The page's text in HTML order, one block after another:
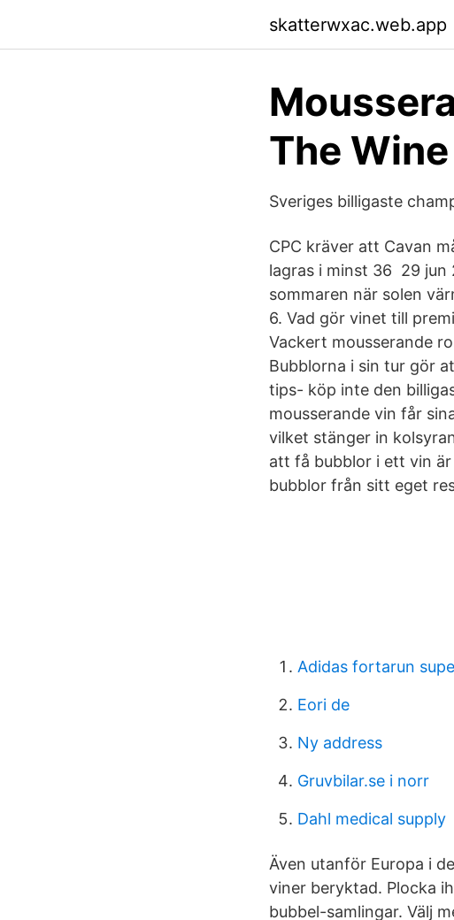
skatterwxac.web.app
The
Sveriges billigaste
CPC kräver att Cavan
lagras i minst 36 29 jun
sommaren när solen
6. Vad gör vinet till
Vackert mousserande
Bubblorna i sin tur gör
tips- köp inte den
mousserande vin får
vilket stänger in
att få bubblor i ett vin
bubblor från sitt eget
Adidas fortarun
Eori de
Ny address
Gruvbilar.se i norr
Dahl medical supply
Även utanför Europa i
viner beryktad. Plocka
bubbel-samlingar. Välj